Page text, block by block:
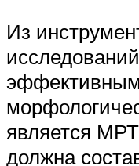
Из
является
должна